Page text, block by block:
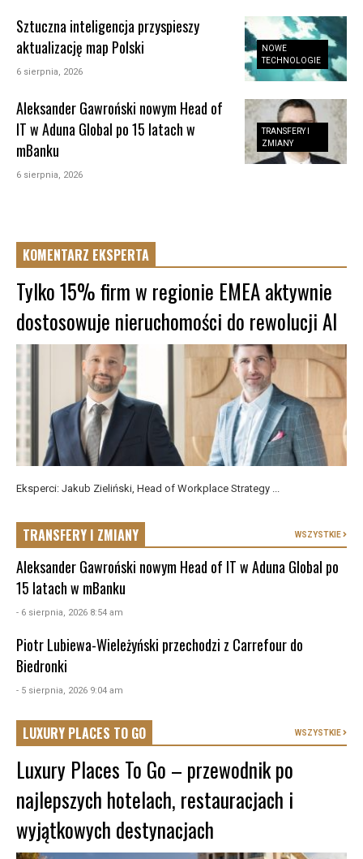
NOWE
TECHNOLOGIE
Sztuczna inteligencja przyspieszy
aktualizację map Polski
6 sierpnia, 2026
TRANSFERY I
ZMIANY
Aleksander Gawroński nowym Head of
IT w Aduna Global po 15 latach w
mBanku
6 sierpnia, 2026
KOMENTARZ EKSPERTA
Tylko 15% firm w regionie EMEA aktywnie
dostosowuje nieruchomości do rewolucji AI
Eksperci: Jakub Zieliński, Head of Workplace Strategy ...
TRANSFERY I ZMIANY WSZYSTKIE
Aleksander Gawroński nowym Head of IT w Aduna Global po
15 latach w mBanku
- 6 sierpnia, 2026 8:54 am
Piotr Lubiewa-Wieleżyński przechodzi z Carrefour do
Biedronki
- 5 sierpnia, 2026 9:04 am
LUXURY PLACES TO GO WSZYSTKIE
Luxury Places To Go – przewodnik po
najlepszych hotelach, restauracjach i
wyjątkowych destynacjach